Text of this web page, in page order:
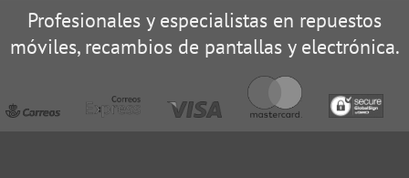
Profesionales y especialistas en repuestos
móviles, recambios de pantallas y electrónica.